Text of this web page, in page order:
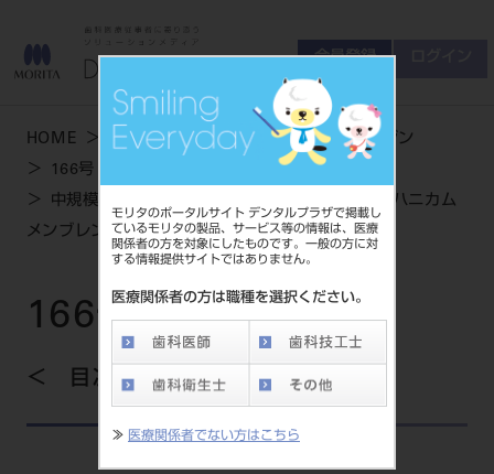
モリタのポータルサイト デンタルプラザで掲載し
ているモリタの製品、サービス等の情報は、医療
関係者の方を対象にしたものです。一般の方に対
する情報提供サイトではありません。
医療関係者の方は職種を選択ください。
≫ 医療関係者でない方はこちら
会員登録
HOME 学術・お役立ち情報
デンタルマガジン
166号 AUTUMN
中規模な垂直的骨欠損への骨増生術におけるTi ハニカム
メンブレンの有用性
166号 AUTUMN
目次を見る
お問い合わせ
商品について
セミナーについて
友の会について
ご開業について
会員登録 ログイン
製品情報トップ
製品カテゴリ
サポート情報